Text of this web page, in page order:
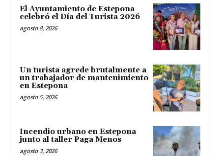
El Ayuntamiento de Estepona
celebró el Día del Turista 2026
agosto 8, 2026
Un turista agrede brutalmente a
un trabajador de mantenimiento
en Estepona
agosto 5, 2026
Incendio urbano en Estepona
junto al taller Paga Menos
agosto 3, 2026